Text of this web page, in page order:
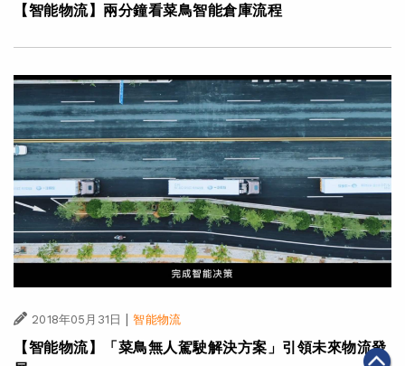
【智能物流】兩分鐘看菜鳥智能倉庫流程
2018年05月31日 | 智能物流
【智能物流】「菜鳥無人駕駛解決方案」引領未來物流發